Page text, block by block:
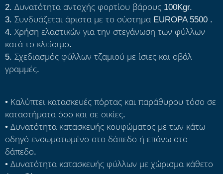
2. Δυνατότητα αντοχής φορτίου βάρους 100Kgr.
3. Συνδυάζεται άριστα με το σύστημα EUROPA 5500 .
4. Χρήση ελαστικών για την στεγάνωση των φύλλων
κατά το κλείσιμο.
5. Σχεδιασμός φύλλων τζαμιού με ίσιες και οβάλ
γραμμές.
• Καλύπτει κατασκευές πόρτας και παράθυρου τόσο σε
καταστήματα όσο και σε οικίες.
• Δυνατότητα κατασκευής κουφώματος με των κάτω
οδηγό ενσωματωμένο στο δάπεδο ή επάνω στο
δάπεδο.
• Δυνατότητα κατασκευής φύλλων με χώρισμα κάθετο